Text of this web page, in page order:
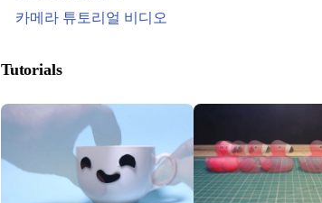
카메라 튜토리얼 비디오
Tutorials